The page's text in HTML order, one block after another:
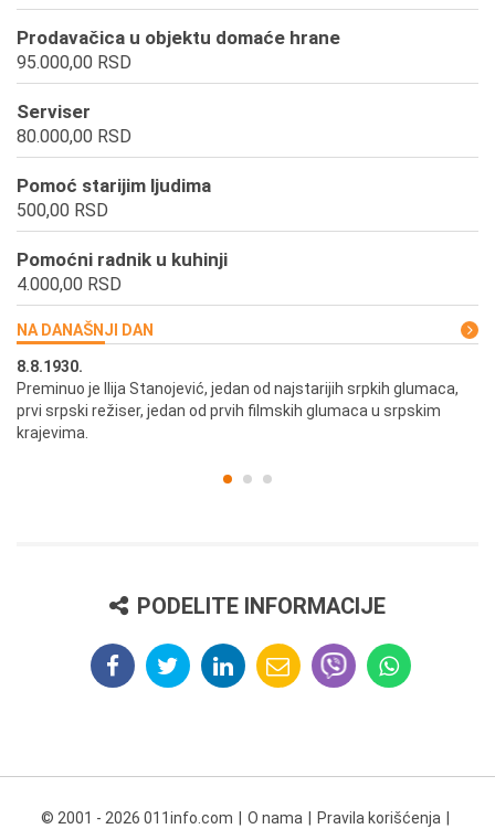
Prodavačica u objektu domaće hrane
95.000,00 RSD
Serviser
80.000,00 RSD
Pomoć starijim ljudima
500,00 RSD
Pomoćni radnik u kuhinji
4.000,00 RSD
NA DANAŠNJI DAN
8.8.1930.
Preminuo je Ilija Stanojević, jedan od najstarijih srpkih glumaca,
prvi srpski režiser, jedan od prvih filmskih glumaca u srpskim
krajevima.
PODELITE INFORMACIJE
© 2001 - 2026 011info.com O nama Pravila korišćenja